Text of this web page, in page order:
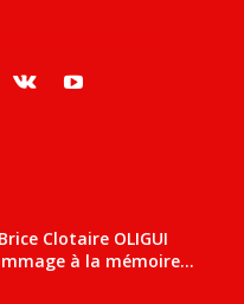
Clotaire OLIGUI
à la mémoire...